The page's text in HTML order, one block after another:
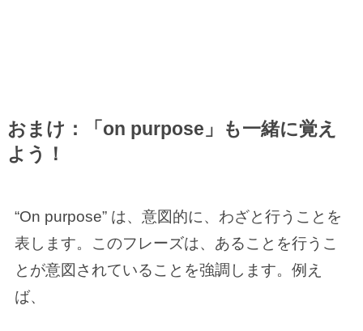
おまけ：「on purpose」も一緒に覚え
よう！
“On purpose” は、意図的に、わざと行うことを
表します。このフレーズは、あることを行うこ
とが意図されていることを強調します。例え
ば、